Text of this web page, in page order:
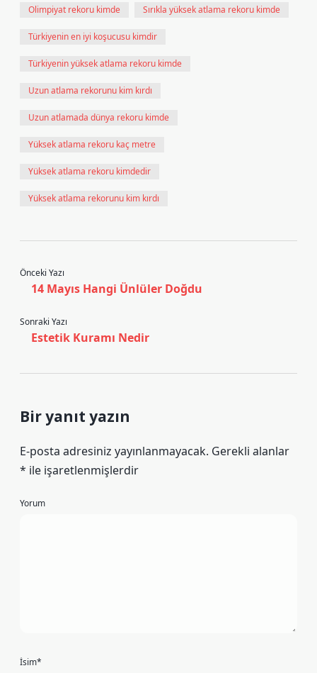
Olimpiyat rekoru kimde Sırıkla yüksek atlama rekoru kimde
Türkiyenin en iyi koşucusu kimdir
Türkiyenin yüksek atlama rekoru kimde
Uzun atlama rekorunu kim kırdı
Uzun atlamada dünya rekoru kimde
Yüksek atlama rekoru kaç metre
Yüksek atlama rekoru kimdedir
Yüksek atlama rekorunu kim kırdı
Önceki Yazı
14 Mayıs Hangi Ünlüler Doğdu
Sonraki Yazı
Estetik Kuramı Nedir
Bir yanıt yazın
E-posta adresiniz yayınlanmayacak. Gerekli alanlar
* ile işaretlenmişlerdir
Yorum
İsim*